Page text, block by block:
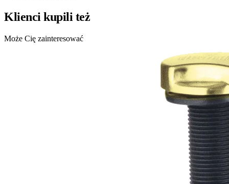
Klienci kupili też
Może Cię zainteresować